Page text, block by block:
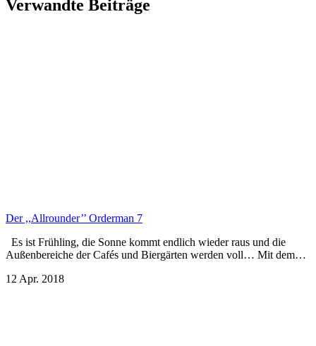
Verwandte Beiträge
Der ,,Allrounder’’ Orderman 7
Es ist Frühling, die Sonne kommt endlich wieder raus und die
Außenbereiche der Cafés und Biergärten werden voll… Mit dem…
12 Apr. 2018